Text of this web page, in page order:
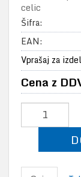
celic
Šifra:
EAN:
Vprašaj za
Cena z